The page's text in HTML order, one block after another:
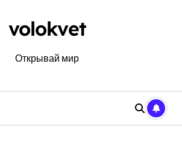
volokvet
Открывай мир